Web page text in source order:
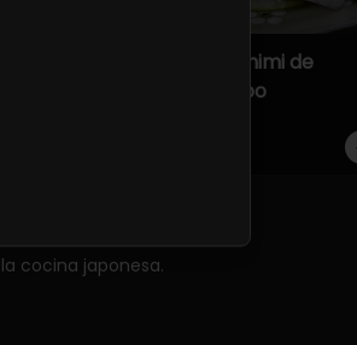
Sashimi de
Pulpo
cocina japonesa.